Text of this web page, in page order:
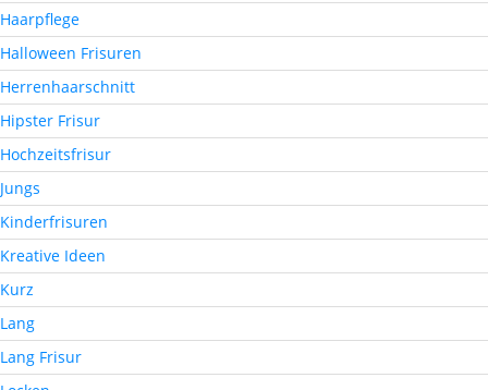
Haarpflege
Halloween Frisuren
Herrenhaarschnitt
Hipster Frisur
Hochzeitsfrisur
Jungs
Kinderfrisuren
Kreative Ideen
Kurz
Lang
Lang Frisur